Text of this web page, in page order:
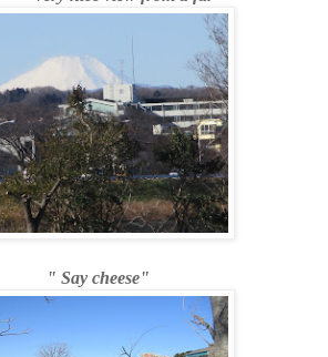
" Say cheese"